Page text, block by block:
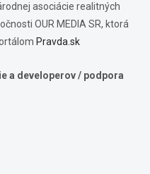
asociácie realitných
OUR MEDIA SR, ktorá
Pravda.sk
a developerov / podpora